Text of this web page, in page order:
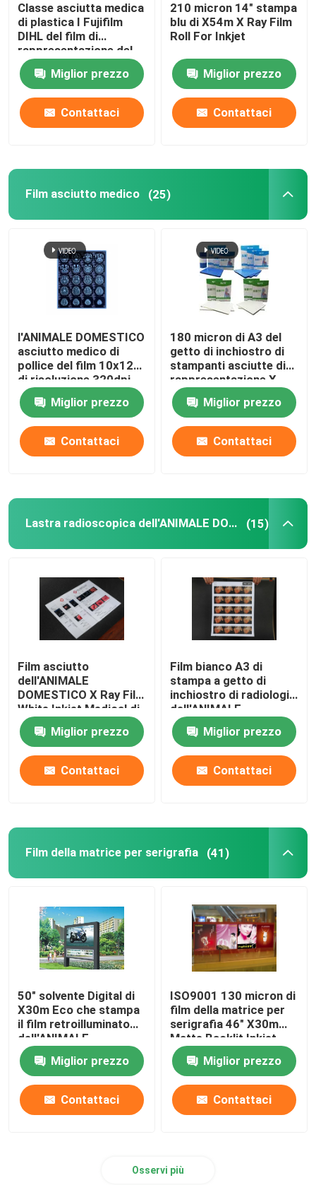
Classe asciutta medica
di plastica I Fujifilm
DIHL del film di
rappresentazione del
laser
Miglior prezzo
Contattaci
210 micron 14" stampa
blu di X54m X Ray Film
Roll For Inkjet
Miglior prezzo
Contattaci
Film asciutto medico (25)
l'ANIMALE DOMESTICO
asciutto medico di
pollice del film 10x12
di risoluzione 320dpi
ha basato lo
stampatore termico
Film
Miglior prezzo
Contattaci
180 micron di A3 del
getto di inchiostro di
stampanti asciutte di
rappresentazione X
Ray Medical Film For
Epson CanonMiglior prezzo
Contattaci
Lastra radioscopica dell'ANIMALE DOMESTICO (15)
Film asciutto
dell'ANIMALE
DOMESTICO X Ray Film
White Inkjet Medical di
A4 A3 13X17 per la
stampante di Epson
Miglior prezzo
Contattaci
Film bianco A3 di
stampa a getto di
inchiostro di radiologia
dell'ANIMALE
DOMESTICO più
l'immagine
endoscopica X Ray
Film di ultrasuono
Miglior prezzo
Contattaci
Film della matrice per serigrafia (41)
50" solvente Digital di
X30m Eco che stampa
il film retroilluminato
dell'ANIMALE
DOMESTICO per la
pubblicità della scatola
leggera
Miglior prezzo
Contattaci
ISO9001 130 micron di
film della matrice per
serigrafia 46" X30m
Matte Backlit Inkjet
Film
Miglior prezzo
Contattaci
Osservi più